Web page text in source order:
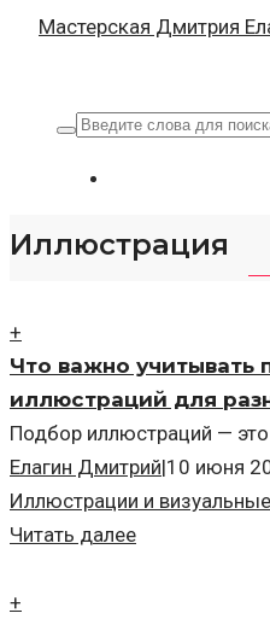
Мастерская Дмитрия
Иллюстрация
+
Что важно учитывать
иллюстраций для
Подбор иллюстраций — это
Елагин Дмитрий|10 июня
Иллюстрации и
Читать далее
+